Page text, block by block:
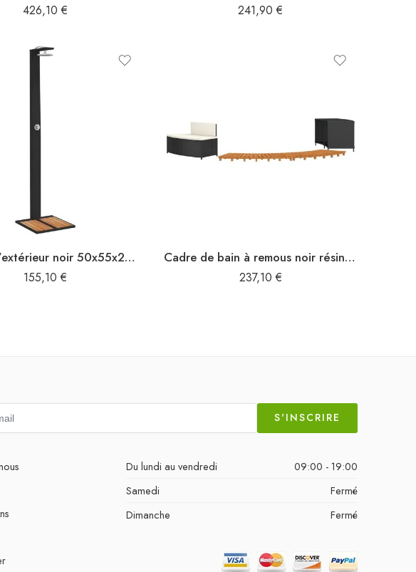
426,10 € 241,90€
Douche d’extérieur noir 50x55x224 cm résine tressée bois acacia
155,10 €
Cadre de bain à remous noir résine tressée bois massif d’acacia
237,10 €
S'INSCRIRE
Du lundi au vendredi
09:00 - 19:00
Samedi
Fermé
Dimanche
Fermé